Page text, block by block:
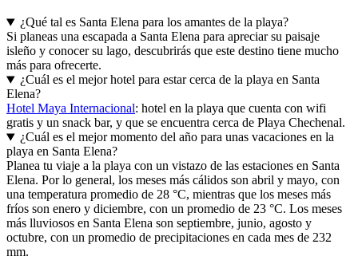
¿Qué tal es Santa Elena para los amantes de la playa?
Si planeas una escapada a Santa Elena para apreciar su paisaje
isleño y conocer su lago, descubrirás que este destino tiene mucho
más para ofrecerte.
¿Cuál es el mejor hotel para estar cerca de la playa en Santa
Elena?
Hotel Maya Internacional: hotel en la playa que cuenta con wifi
gratis y un snack bar, y que se encuentra cerca de Playa Chechenal.
¿Cuál es el mejor momento del año para unas vacaciones en la
playa en Santa Elena?
Planea tu viaje a la playa con un vistazo de las estaciones en Santa
Elena. Por lo general, los meses más cálidos son abril y mayo, con
una temperatura promedio de 28 °C, mientras que los meses más
fríos son enero y diciembre, con un promedio de 23 °C. Los meses
más lluviosos en Santa Elena son septiembre, junio, agosto y
octubre, con un promedio de precipitaciones en cada mes de 232
mm.